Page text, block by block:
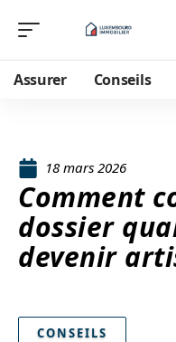
Assurer Conseils
18 mars 2026
Comment
dossier
devenir
CONSEILS